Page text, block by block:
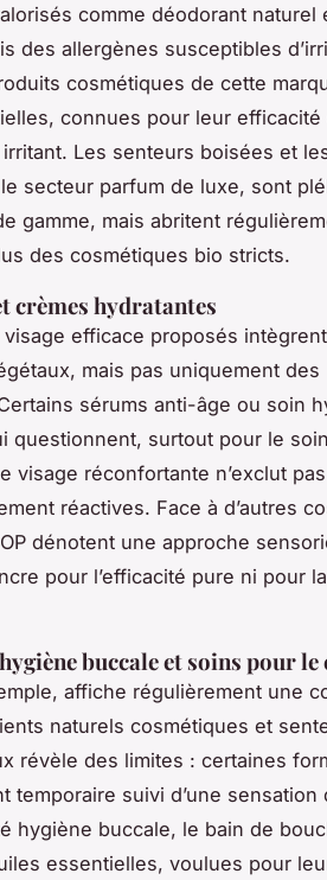
comme déodorant naturel
des allergènes susceptibles
cosmétiques de cette
connues pour leur efficacité
Les senteurs boisées et
secteur parfum de luxe, sont
gamme, mais abritent
des cosmétiques bio stricts.
crèmes hydratantes
efficace proposés
mais pas uniquement des
sérums anti-âge ou soin
questionnent, surtout pour le
visage réconfortante n’exclut
réactives. Face à d’autres
dénotent une approche
pour l’efficacité pure ni pour
buccale et soins pour le
affiche régulièrement une
naturels cosmétiques et
révèle des limites : certaines
suivi d’une sensation
hygiène buccale, le bain de
essentielles, voulues pour